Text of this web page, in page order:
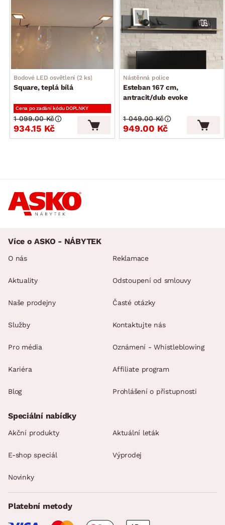
Bodové LED osvětlení (2 ks)
Square, teplá bílá
Cena po zadání kódu DOPLNKY
934.15 Kč
1 099.00 Kč
Nástěnná police
Esteban 167 cm,
antracit/dub evoke
949.00 Kč
1 049.00 Kč
Více o ASKO - NÁBYTEK
O nás
Aktuality
Naše prodejny
Služby
Pro média
Kariéra
Blog
Reklamace
Odstoupení od smlouvy
Časté otázky
Kontaktujte nás
Oznámení - Whistleblowing
Affiliate program
Prohlášení o přístupnosti
Speciální nabídky
Akční produkty Aktuální leták
E-shop speciál Výprodej
Novinky
Platební metody